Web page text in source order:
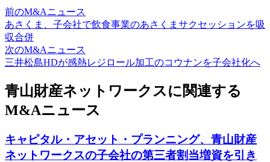
前のM&Aニュース
あさくま、子会社で飲食事業のあさくまサクセッションを吸
収合併
次のM&Aニュース
三井松島HDが感熱レジロール加工のコウナンを子会社化へ
青山財産ネットワークスに関連する
M&Aニュース
キャピタル・アセット・プランニング、青山財産
ネットワークスの子会社の第三者割当増資を引き